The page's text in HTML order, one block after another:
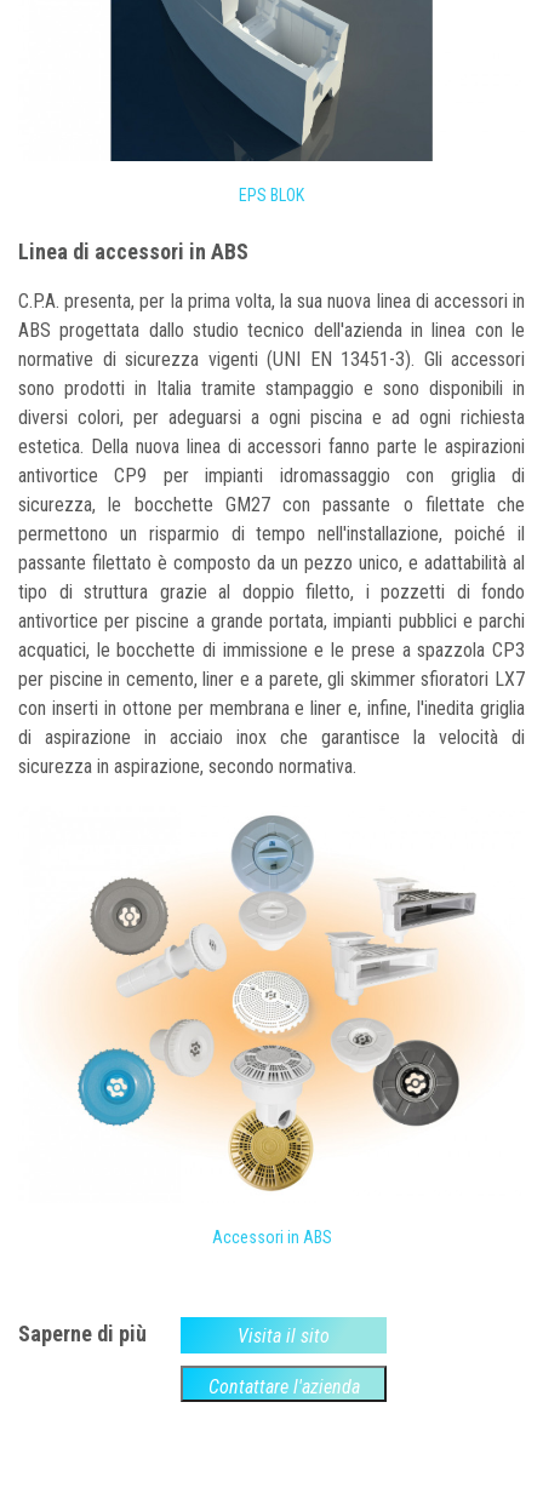
EPS BLOK
Linea di accessori in ABS
C.P.A. presenta, per la prima volta, la sua nuova linea di accessori in
ABS progettata dallo studio tecnico dell'azienda in linea con le
normative di sicurezza vigenti (UNI EN 13451-3). Gli accessori
sono prodotti in Italia tramite stampaggio e sono disponibili in
diversi colori, per adeguarsi a ogni piscina e ad ogni richiesta
estetica. Della nuova linea di accessori fanno parte le aspirazioni
antivortice CP9 per impianti idromassaggio con griglia di
sicurezza, le bocchette GM27 con passante o filettate che
permettono un risparmio di tempo nell'installazione, poiché il
passante filettato è composto da un pezzo unico, e adattabilità al
tipo di struttura grazie al doppio filetto, i pozzetti di fondo
antivortice per piscine a grande portata, impianti pubblici e parchi
acquatici, le bocchette di immissione e le prese a spazzola CP3
per piscine in cemento, liner e a parete, gli skimmer sfioratori LX7
con inserti in ottone per membrana e liner e, infine, l'inedita griglia
di aspirazione in acciaio inox che garantisce la velocità di
sicurezza in aspirazione, secondo normativa.
Accessori in ABS
Saperne di più Visita il sito
Contattare l'azienda